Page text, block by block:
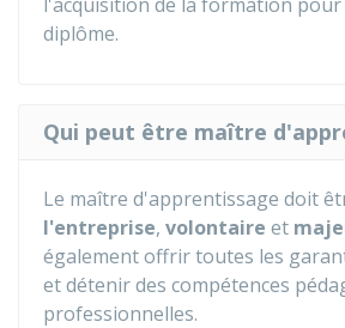
diplôme.
Qui peut être maître
Le maître d'apprentissage doit
l'entreprise, volontaire et
également offrir toutes les
et détenir des compétences
professionnelles.